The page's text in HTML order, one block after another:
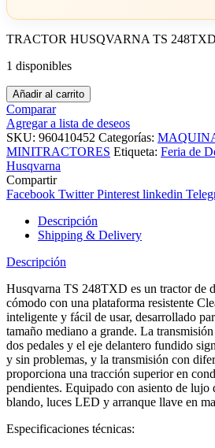
TRACTOR HUSQVARNA TS
1 disponibles
Añadir al carrito
Comparar
Agregar a lista de deseos
SKU: 960410452 Categorías:
MINITRACTORES Etiqueta: Feria de
Husqvarna
Compartir
Facebook Twitter Pinterest linkedin
Descripción
Shipping & Delivery
Descripción
Husqvarna TS 248TXD es un tractor de
cómodo con una plataforma resistente
inteligente y fácil de usar, desarrollado
tamaño mediano a grande. La
dos pedales y el eje delantero fundido
y sin problemas, y la transmisión con
proporciona una tracción superior en
pendientes. Equipado con asiento de lujo
blando, luces LED y arranque llave en
Especificaciones técnicas: